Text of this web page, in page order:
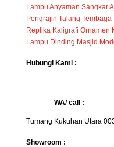
Lampu Anyaman Sangkar
Pengrajin Talang Tembaga
Replika Kaligrafi Ornamen
Lampu Dinding Masjid
Hubungi Kami :
WA/
Tumang Kukuhan Utara
Showroom :